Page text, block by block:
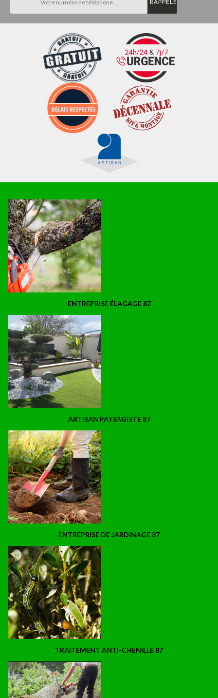
ENTREPRISE ÉLAGAGE 87
ARTISAN PAYSAGISTE 87
ENTREPRISE DE JARDINAGE 87
TRAITEMENT ANTI-CHENILLE 87